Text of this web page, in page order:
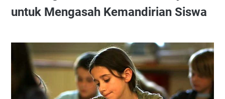
untuk Mengasah Kemandirian Siswa